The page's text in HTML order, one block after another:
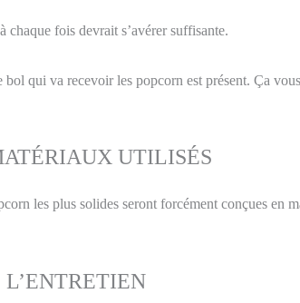
fois devrait s’avérer suffisante.
qui va recevoir les popcorn est présent. Ça
UTILISÉS
les plus solides seront forcément conçues en
L’ENTRETIEN